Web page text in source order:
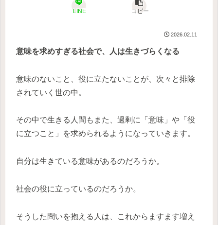
LINE コピー
2026.02.11
意味を求めすぎる社会で、人は生きづらくなる
意味のないこと、役に立たないことが、次々と排除
されていく世の中。
その中で生きる人間もまた、過剰に「意味」や「役
に立つこと」を求められるようになっていきます。
自分は生きている意味があるのだろうか。
社会の役に立っているのだろうか。
そうした問いを抱える人は、これからますます増え